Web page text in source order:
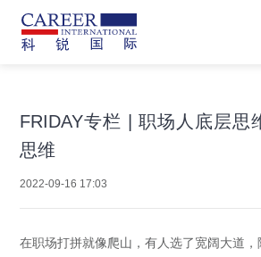
FRIDAY专栏 | 职场人底层
思维
2022-09-16 17:03
在职场打拼就像爬山，有人选了宽阔大道